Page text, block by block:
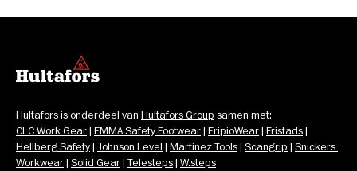
Hultafors is onderdeel van Hultafors Group samen met:
CLC Work Gear | EMMA Safety Footwear | EripioWear | Fristads
Hellberg Safety | Johnson Level | Martinez Tools | Scangrip | Snickers
Workwear | Solid Gear | Telesteps | W.steps